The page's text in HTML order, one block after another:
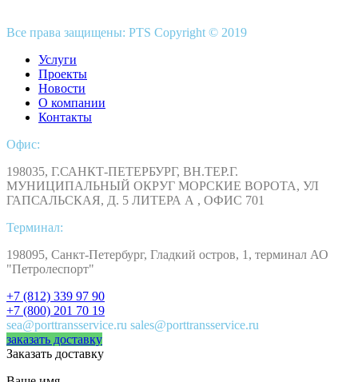
Все права защищены: PTS Copyright © 2019
Услуги
Проекты
Новости
О компании
Контакты
Офис:
198035, Г.САНКТ-ПЕТЕРБУРГ, ВН.ТЕР.Г.
МУНИЦИПАЛЬНЫЙ ОКРУГ МОРСКИЕ ВОРОТА, УЛ
ГАПСАЛЬСКАЯ, Д. 5 ЛИТЕРА А , ОФИС 701
Терминал:
198095, Санкт-Петербург, Гладкий остров, 1, терминал АО
"Петролеспорт"
+7 (812) 339 97 90
+7 (800) 201 70 19
sea@porttransservice.ru sales@porttransservice.ru
заказать доставку
Заказать доставку